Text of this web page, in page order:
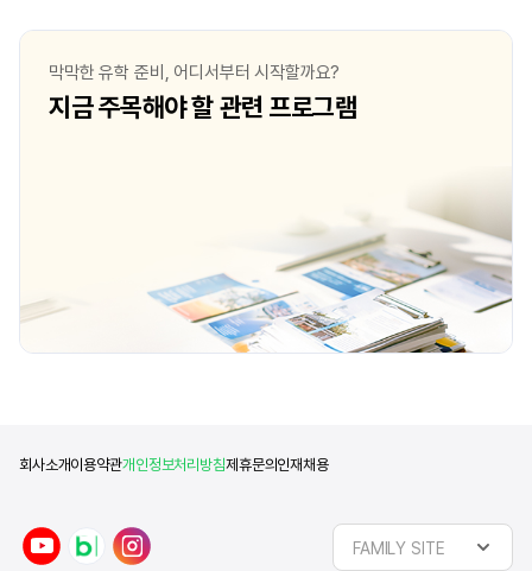
막막한 유학 준비, 어디서부터 시작할까요?
지금 주목해야 할 관련 프로그램
회사소개이용약관개인정보처리방침제휴문의 인재채용
n
a
FAMILY SITE